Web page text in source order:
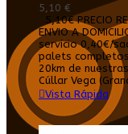
5,10 €
5,10€ PRECIO
ENVIO A
servicio 0,40€/
palets
20km de
Cúllar Vega
Vista Rápida